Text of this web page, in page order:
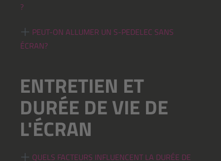
?
PEUT-ON ALLUMER UN S-PEDELEC SANS
ÉCRAN?
ENTRETIEN ET
DURÉE DE VIE DE
L'ÉCRAN
QUELS FACTEURS INFLUENCENT LA DURÉE DE